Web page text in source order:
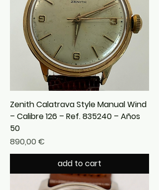
Zenith Calatrava Style Manual Wind
– Calibre 126 – Ref. 835240 – Años
50
Precio
890,00 €
add to cart